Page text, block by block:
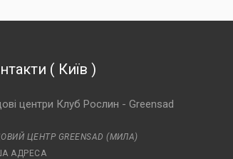
( Київ )
центри Клуб Рослин - Greensad
ЦЕНТР GREENSAD (МИЛА)
АДРЕСА